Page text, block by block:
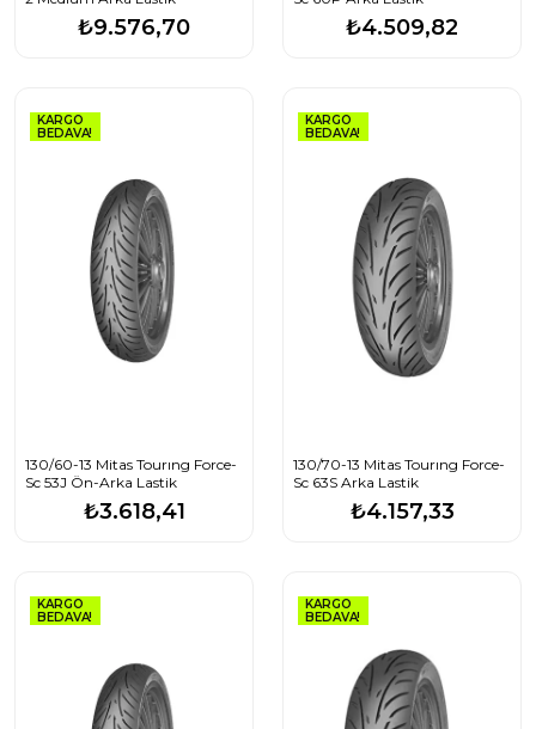
₺9.576,70 ₺4.509,82
KARGO
BEDAVA!
130/60-13 Mitas Tourıng Force-
Sc 53J Ön-Arka Lastik
₺3.618,41
KARGO
BEDAVA!
130/70-13 Mitas Tourıng Force-
Sc 63S Arka Lastik
₺4.157,33
KARGO
BEDAVA!
KARGO
BEDAVA!